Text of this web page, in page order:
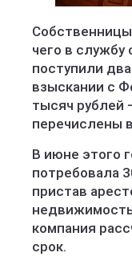
чего в службу
поступили
взыскании с
тысяч рублей
перечислены
В июне этого
потребовала
пристав
компания
срок.